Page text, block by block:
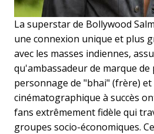
La superstar de Bollywood
une connexion unique et plus
avec les masses indiennes,
qu'ambassadeur de marque de
personnage de "bhai" (frère) et
cinématographique à succès
fans extrêmement fidèle qui
groupes socio-économiques.